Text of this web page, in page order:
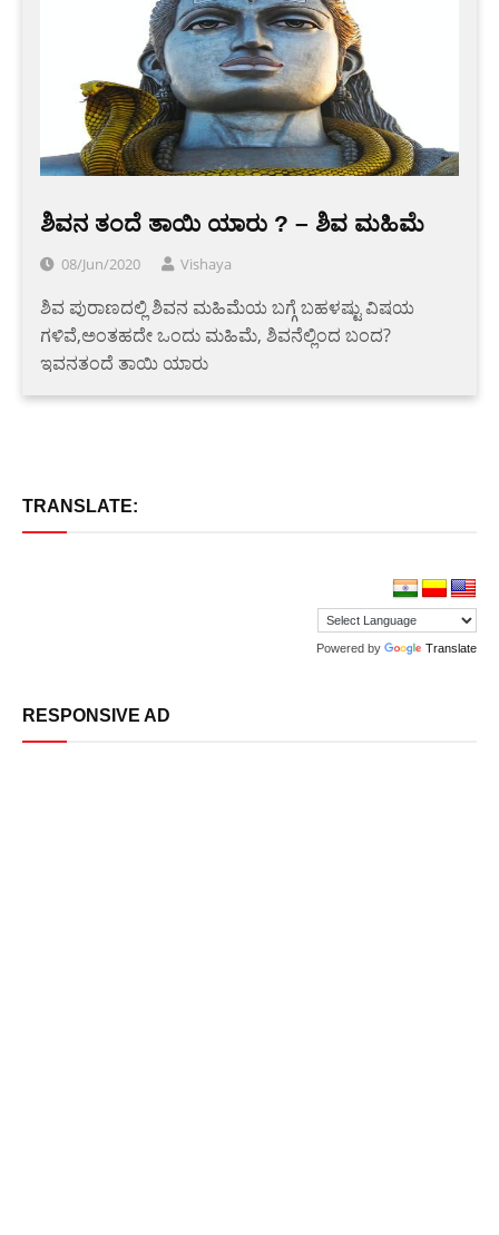
ಶಿವನ ತಂದೆ ತಾಯಿ ಯಾರು ? – ಶಿವ ಮಹಿಮೆ
08/Jun/2020 Vishaya
ಶಿವ ಪುರಾಣದಲ್ಲಿ ಶಿವನ ಮಹಿಮೆಯ ಬಗ್ಗೆ ಬಹಳಷ್ಟು ವಿಷಯ
ಗಳಿವೆ,ಅಂತಹದೇ ಒಂದು ಮಹಿಮೆ, ಶಿವನೆಲ್ಲಿಂದ ಬಂದ?
ಇವನತಂದೆ ತಾಯಿ ಯಾರು
TRANSLATE:
Powered by Translate
RESPONSIVE AD